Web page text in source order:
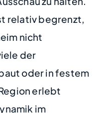
relativ begrenzt,
nicht
der
oder in festem
erlebt
im